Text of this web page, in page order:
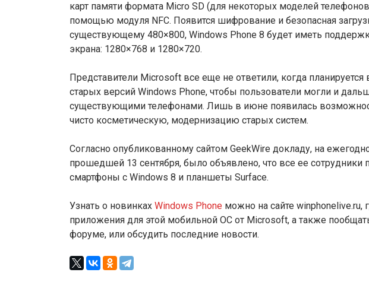
карт памяти формата Micro SD (для некоторых моделей
помощью модуля NFC. Появится шифрование и безопасная
существующему 480×800, Windows Phone 8 будет иметь
экрана: 1280×768 и 1280×720.
Представители Microsoft все еще не ответили, когда
старых версий Windows Phone, чтобы пользователи могли и
существующими телефонами. Лишь в июне появилась
чисто косметическую, модернизацию старых систем.
Согласно опубликованному сайтом GeekWire докладу, на
прошедшей 13 сентября, было объявлено, что все ее сотрудники
смартфоны с Windows 8 и планшеты Surface.
Узнать о новинках Windows Phone можно на сайте winphonelive.ru,
приложения для этой мобильной ОС от Microsoft, а также
форуме, или обсудить последние новости.